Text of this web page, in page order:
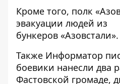
Кроме того, полк
эвакуации людей из
бункеров «Азовстали».
Также Информатор
боевики нанесли два
Фастовской громаде,